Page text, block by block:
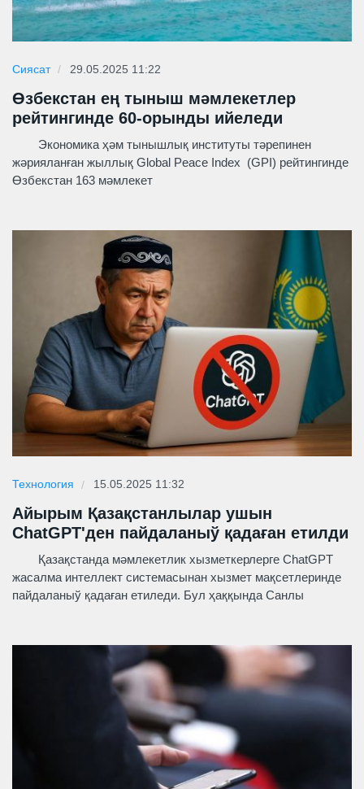
Сиясат 29.05.2025 11:22
Өзбекстан ең тыныш мәмлекетлер
рейтингинде 60-орынды ийеледи
Экономика ҳәм тынышлық институты тәрепинен
жәрияланған жыллық Global Peace Index (GPI) рейтингинде
Өзбекстан 163 мәмлекет
Технология 15.05.2025 11:32
Айырым Қазақстанлылар ушын
ChatGPT'ден пайдаланыў қадаған етилди
Қазақстанда мәмлекетлик хызметкерлерге ChatGPT
жасалма интеллект системасынан хызмет мақсетлеринде
пайдаланыў қадаған етиледи. Бул ҳаққында Санлы